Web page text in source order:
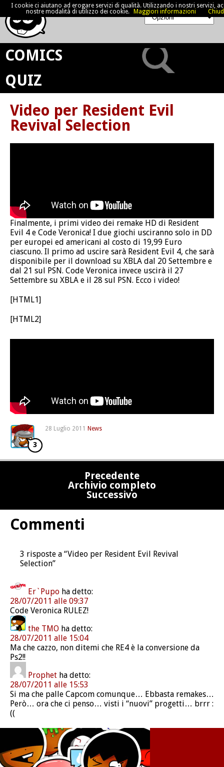
COMICS
QUIZ
Video per Resident Evil
Revival Selection
Finalmente, i primi video dei remake HD di Resident
Evil 4 e Code Veronica! I due giochi usciranno solo in DD
per europei ed americani al costo di 19,99 Euro
ciascuno. Il primo ad uscire sarà Resident Evil 4, che sarà
disponibile per il download su XBLA dal 20 Settembre e
dal 21 sul PSN. Code Veronica invece uscirà il 27
Settembre su XBLA e il 28 sul PSN. Ecco i video!
[HTML1]
[HTML2]
28 Luglio 2011 News
3
Precedente
Archivio completo
Successivo
Commenti
3 risposte a “Video per Resident Evil Revival
Selection”
Er`Pupo ha detto:
28/07/2011 alle 09:37
Code Veronica RULEZ!
the TMO ha detto:
28/07/2011 alle 15:04
Ma che cazzo, non ditemi che RE4 è la conversione da
Ps2!!
Prophet ha detto:
28/07/2011 alle 15:53
Si ma che palle Capcom comunque… Ebbasta remakes…
Però… ora che ci penso… visti i “nuovi” progetti… brrr :
((
I cookie ci aiutano ad erogare servizi di qualità. Utilizzando i nostri servizi,
nostre modalità di utilizzo dei cookie.
Maggiori informazioni